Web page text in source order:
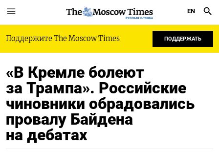
РУССКАЯ СЛУЖБА
EN
Поддержите The Moscow Times ПОДДЕРЖАТЬ
«В Кремле болеют
за Трампа». Российские
чиновники обрадовались
провалу Байдена
на дебатах